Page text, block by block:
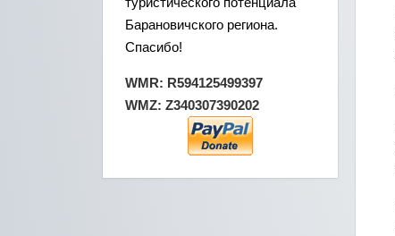
Барановичского региона.
Спасибо!
WMR: R594125499397
WMZ: Z340307390202